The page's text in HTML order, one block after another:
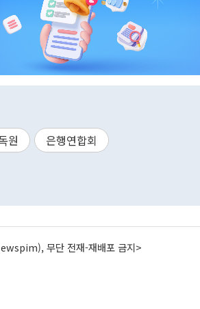
원
은행연합회
무단 전재-재배포 금지>